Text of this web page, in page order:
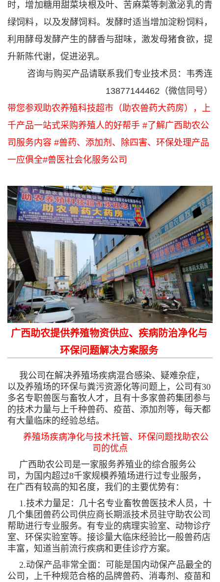
时，增加糖用甜菜块根及叶、苦麻菜等刺激泌乳的青
绿饲料，以及发酵饲料。发酵时适当增加淀粉饲料，
利用酵母发酵产生的酵香与甜味，激发母猪食欲，提
升新陈代谢，促进泌乳。
咨询与购买产品请联系我们专业技术员：韦秀连
13877144462（微信同号）
带您参观助农养殖科技超市（助农兽药大药房），上
千产品一站式采购养殖人的好帮手 #了解广西助农公
司服务内容 #兽药、添加剂、除四害、环保处理产品
一应俱全#兽医社会化服务公司
广西助农提供养殖物资供应、疾病防治净化与
环保问题解决方案服务
我公司在解决养殖场疾病混合感染、疑难杂症，
以及养殖场的环保与粪污资源化等问题上，公司有30
多名专职兽医与畜牧人才，且有十多家兽药集团参与
的技术力量与上千种兽药、疫苗、添加剂等，每天都
有大量临床的经验总结。
养殖场疾病净化与技术托管、环保问题找助农公
司的优点
广西助农公司是一家服务养殖业的综合服务公
司，为国内超过8千家规模养殖场进行过专业服务，
在广西有较高的知名度，我们的主要优势有：
1.技术力量足：几十名专业畜牧兽医技术人员，十
几个集团兽药公司供应商长期派技术员驻守助农公司
帮助进行专业服务。有专业的病理实验室、动物诊疗
室、环保实验室等。接诊量大临床经验比一般兽药店
丰富，知道当前流行疾病和更佳诊疗方案。
2.动保产品非常全面：可能是国内动保产品最全的
公司，上千种规范合格的品牌兽药、消毒剂、疫苗和